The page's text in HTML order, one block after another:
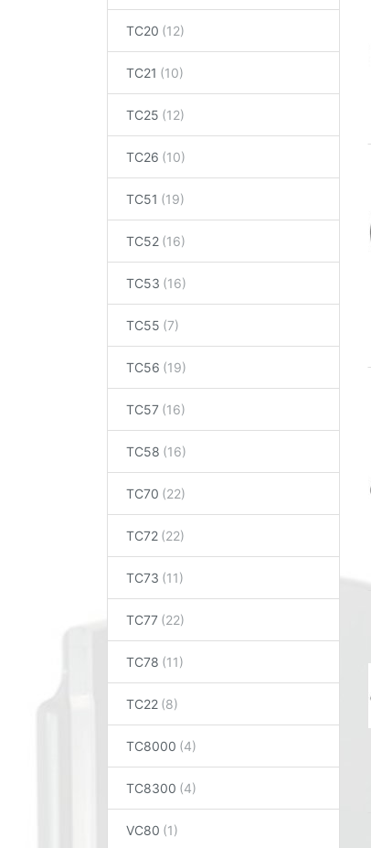
TC20
TC21
TC25
TC26
TC51
TC52
TC53
TC55
TC56
TC57
TC58
TC70
TC72
TC73
TC77
TC78
TC22
TC8000
TC8300
VC80